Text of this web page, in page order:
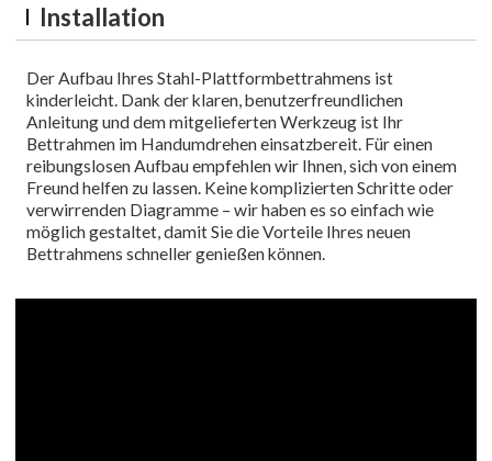
Installation
Der Aufbau Ihres Stahl-Plattformbettrahmens ist
kinderleicht. Dank der klaren, benutzerfreundlichen
Anleitung und dem mitgelieferten Werkzeug ist Ihr
Bettrahmen im Handumdrehen einsatzbereit. Für einen
reibungslosen Aufbau empfehlen wir Ihnen, sich von einem
Freund helfen zu lassen. Keine komplizierten Schritte oder
verwirrenden Diagramme – wir haben es so einfach wie
möglich gestaltet, damit Sie die Vorteile Ihres neuen
Bettrahmens schneller genießen können.